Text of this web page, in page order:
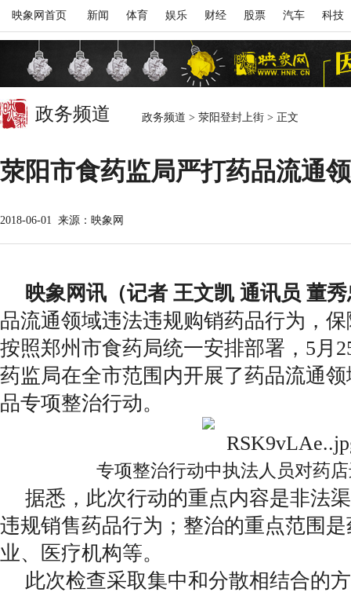
映象网首页 新闻 体育 娱乐 财经 股票 汽车 科技
政务频道 政务频道 > 荥阳登封上街 > 正文
荥阳市食药监局严打药品流通
2018-06-01 来源：映象网
映象网讯（记者 王文凯 通讯员 董
品流通领域违法违规购销药品行为，
按照郑州市食药局统一安排部署，5月
药监局在全市范围内开展了药品流通
品专项整治行动。
专项整治行动中执法人员对药
据悉，此次行动的重点内容是非法
违规销售药品行为；整治的重点范围
业、医疗机构等。
此次检查采取集中和分散相结合的